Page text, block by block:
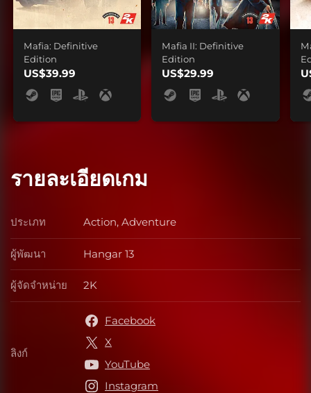
Mafia: Definitive
Edition
US$39.99
Mafia II: Definitive
Edition
US$29.99
รายละเอียดเกม
ประเภท ประเภท
Action, Adventure
ผู้พัฒนา ผู้พัฒนา
Hangar 13
ผู้จัดจำหน่าย ผู้จัดจำหน่าย
2K
ลิงก์ ลิงก์
Facebook
X
YouTube
Instagram